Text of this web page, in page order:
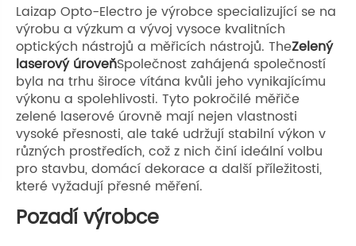
Laizap Opto-Electro je výrobce specializující se na
výrobu a výzkum a vývoj vysoce kvalitních
optických nástrojů a měřicích nástrojů. TheZelený
laserový úroveňSpolečnost zahájená společností
byla na trhu široce vítána kvůli jeho vynikajícímu
výkonu a spolehlivosti. Tyto pokročilé měřiče
zelené laserové úrovně mají nejen vlastnosti
vysoké přesnosti, ale také udržují stabilní výkon v
různých prostředích, což z nich činí ideální volbu
pro stavbu, domácí dekorace a další příležitosti,
které vyžadují přesné měření.
Pozadí výrobce